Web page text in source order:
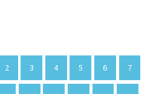
2 3 4 5 6 7